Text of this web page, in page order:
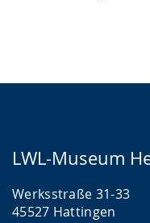
LWL-Museum
Werksstraße 31-33
45527 Hattingen